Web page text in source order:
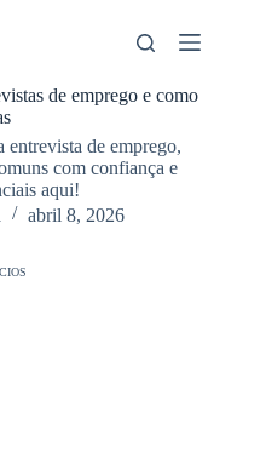
de emprego e como
entrevista de emprego,
com confiança e
aqui!
abril 8, 2026